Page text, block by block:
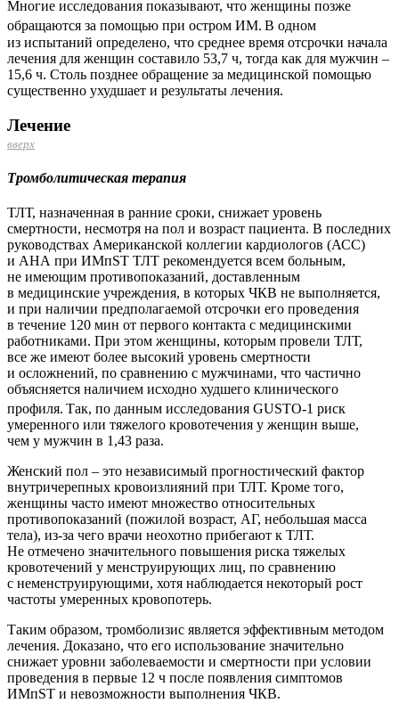
Многие исследования показывают, что женщины позже
обращаются за помощью при остром ИМ. В одном
из испытаний определено, что среднее время отсрочки начала
лечения для женщин составило 53,7 ч, тогда как для мужчин –
15,6 ч. Столь позднее обращение за медицинской помощью
существенно ухудшает и результаты лечения.
Лечение
вверх
Тромболитическая терапия
ТЛТ, назначенная в ранние сроки, снижает уровень
смертности, несмотря на пол и возраст пациента. В последних
руководствах Американской коллегии кардиологов (АСС)
и АНА при ИМпST ТЛТ рекомендуется всем больным,
не имеющим противопоказаний, доставленным
в медицинские учреждения, в которых ЧКВ не выполняется,
и при наличии предполагаемой отсрочки его проведения
в течение 120 мин от первого контакта с медицинскими
работниками. При этом женщины, которым провели ТЛТ,
все же имеют более высокий уровень смертности
и осложнений, по сравнению с мужчинами, что частично
объясняется наличием исходно худшего клинического
профиля. Так, по данным исследования GUSTO-1 риск
умеренного или тяжелого кровотечения у женщин выше,
чем у мужчин в 1,43 раза.
Женский пол – это независимый прогностический фактор
внутричерепных кровоизлияний при ТЛТ. Кроме того,
женщины часто имеют множество относительных
противопоказаний (пожилой возраст, АГ, небольшая масса
тела), из-за чего врачи неохотно прибегают к ТЛТ.
Не отмечено значительного повышения риска тяжелых
кровотечений у менструирующих лиц, по сравнению
с неменструирующими, хотя наблюдается некоторый рост
частоты умеренных кровопотерь.
Таким образом, тромболизис является эффективным методом
лечения. Доказано, что его использование значительно
снижает уровни заболеваемости и смертности при условии
проведения в первые 12 ч после появления симптомов
ИМпST и невозможности выполнения ЧКВ.